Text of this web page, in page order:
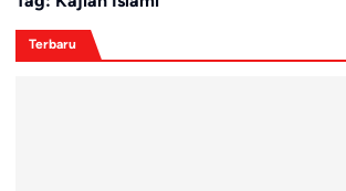
Terbaru